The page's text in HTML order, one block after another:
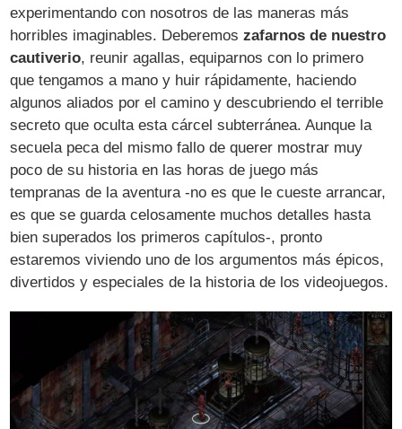
experimentando con nosotros de las maneras más
horribles imaginables. Deberemoszafarnos de nuestro
cautiverio, reunir agallas, equiparnos con lo primero
que tengamos a mano y huir rápidamente, haciendo
algunos aliados por el camino y descubriendo el terrible
secreto que oculta esta cárcel subterránea. Aunque la
secuela peca del mismo fallo de querer mostrar muy
poco de su historia en las horas de juego más
tempranas de la aventura -no es que le cueste arrancar,
es que se guarda celosamente muchos detalles hasta
bien superados los primeros capítulos-, pronto
estaremos viviendo uno de los argumentos más épicos,
divertidos y especiales de la historia de los videojuegos.